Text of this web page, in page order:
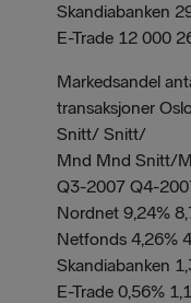
Skandiabanken
E-Trade 12 000
Markedsandel
transaksjoner
Snitt/ Snitt/
Mnd Mnd Snitt/
Q3-2007 Q4-
Nordnet 9,24%
Netfonds 4,26%
Skandiabanken
E-Trade 0,56%